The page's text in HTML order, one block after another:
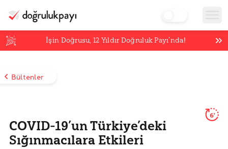
İşin Doğrusu,12 Yıldır Doğruluk Payı’nda!
Bültenler
COVID-19’un Türkiye’deki
Sığınmacılara Etkileri
6'